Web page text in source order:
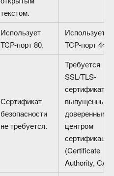
текстом.
Использует
TCP-порт 80.
Использует
TCP-порт 443.
Сертификат
безопасности
не требуется.
Требуется
SSL/TLS-
сертификат,
выпущенный
доверенным
центром
сертификации
(Certificate
Authority, CA).